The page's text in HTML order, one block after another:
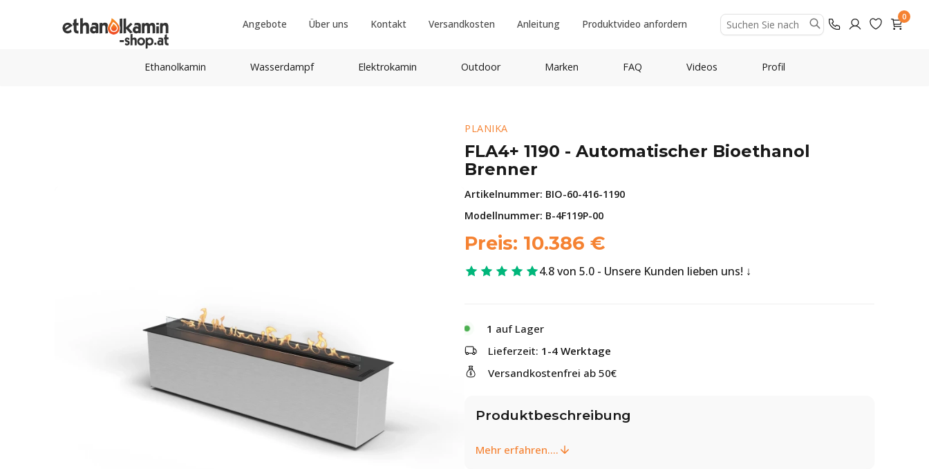
Angebote Über uns Kontakt Versandkosten Anleitung Produktvideo anfordern
0
Ethanolkamin Wasserdampf Elektrokamin Outdoor Marken FAQ Videos Profil
PLANIKA
FLA4+ 1190 - Automatischer Bioethanol
Brenner
Artikelnummer: BIO-60-416-1190
Modellnummer: B-4F119P-00
Preis: 10.386 €
4.8 von 5.0 - Unsere Kunden lieben uns!
1 auf Lager
Lieferzeit: 1-4 Werktage
Versandkostenfrei ab 50€
Produktbeschreibung
Mehr erfahren....